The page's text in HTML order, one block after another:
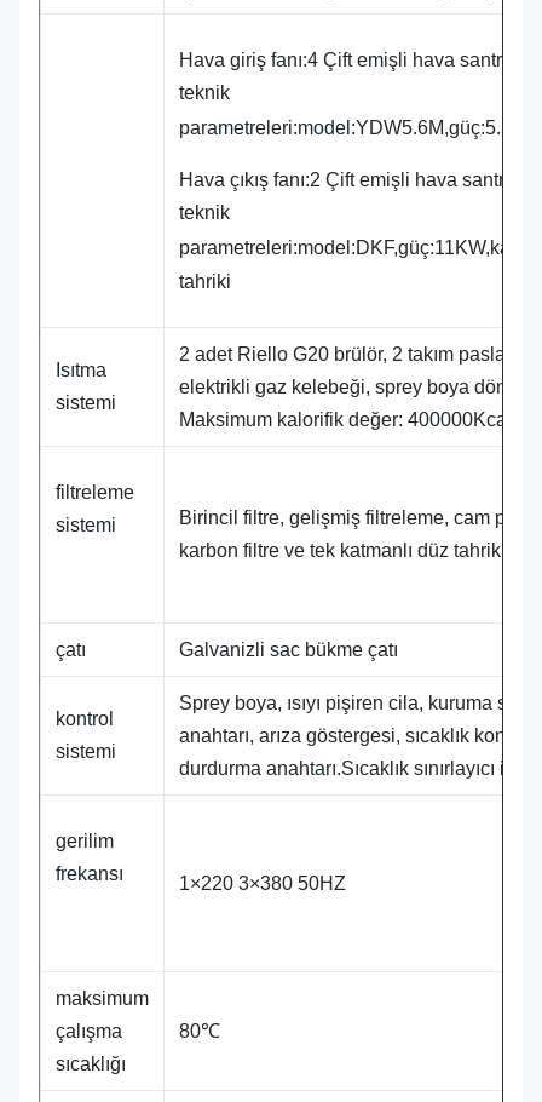
Hava giriş fanı:4 Çift emişli hava santrifüj
teknik
Hava çıkış fanı:2 Çift emişli hava santrifüj
teknik
tahriki
Isıtma
sistemi
2 adet Riello G20 brülör, 2 takım
elektrikli gaz kelebeği, sprey boya
Maksimum kalorifik değer: 400000Kcal/h.
filtreleme
sistemi
Birincil filtre, gelişmiş filtreleme, cam
karbon filtre ve tek katmanlı düz tahrikli
çatı Galvanizli sac bükme çatı
kontrol
sistemi
Sprey boya, ısıyı pişiren cila, kuruma
anahtarı, arıza göstergesi, sıcaklık
durdurma anahtarı.Sıcaklık sınırlayıcı ile.
gerilim
frekansı
1×220 3×380 50HZ
maksimum
çalışma
sıcaklığı
80℃